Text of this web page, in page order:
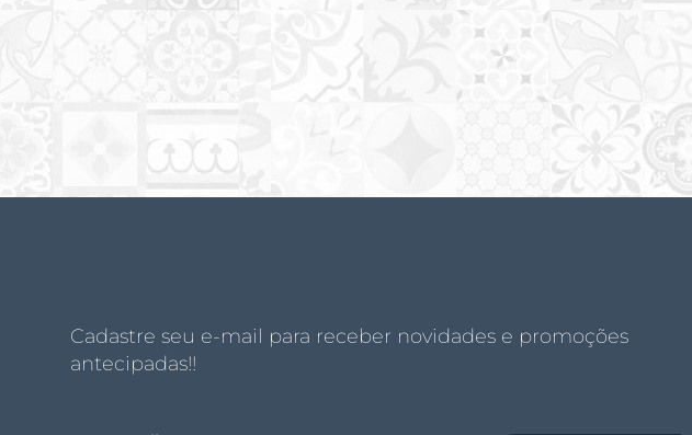
Cadastre seu e-mail para receber novidades e promoções
antecipadas!!